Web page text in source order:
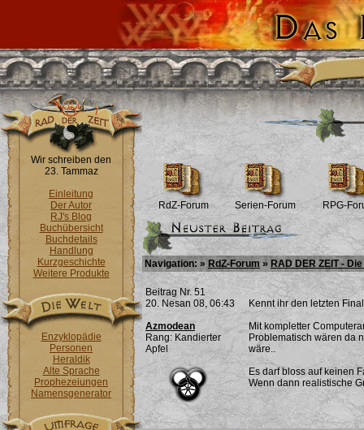
Wir schreiben den
23. Tammaz
Einleitung
Der Autor
RJ's Blog
Buchübersicht
Buchdetails
Handlung
Kurzgeschichte
Weitere Produkte
Enzyklopädie
Personen
Heraldik
Alte Sprache
Prophezeiungen
Namensgenerator
RdZ-Forum Serien-Forum RPG-
Navigation: » RdZ-Forum » RAD DER ZEIT -
Beitrag Nr. 51
20. Nesan 08, 06:43
Azmodean
Rang: Kandierter
Apfel
Kennt ihr den letzten
Mit kompletter
Problematisch wären da
wäre..
Es darf bloss auf keinen
Wenn dann realistische